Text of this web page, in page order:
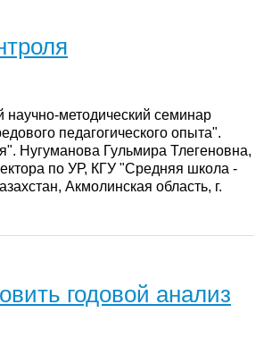
научно-методический семинар
педагогического опыта".
Нугуманова Гульмира Тлегеновна,
по УР, КГУ "Средняя школа -
Акмолинская область, г.
годовой анализ